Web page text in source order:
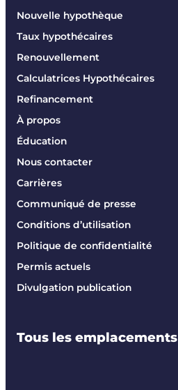
Nouvelle hypothèque
Taux hypothécaires
Renouvellement
Calculatrices Hypothécaires
Refinancement
À propos
Éducation
Nous contacter
Carrières
Communiqué de presse
Conditions d’utilisation
Politique de confidentialité
Permis actuels
Divulgation publication
Tous les emplacements